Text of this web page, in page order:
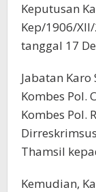
Keputusan
Kep/1906/
tanggal 17
Jabatan
Kombes Pol.
Kombes Pol.
Thamsil
Kemudian,